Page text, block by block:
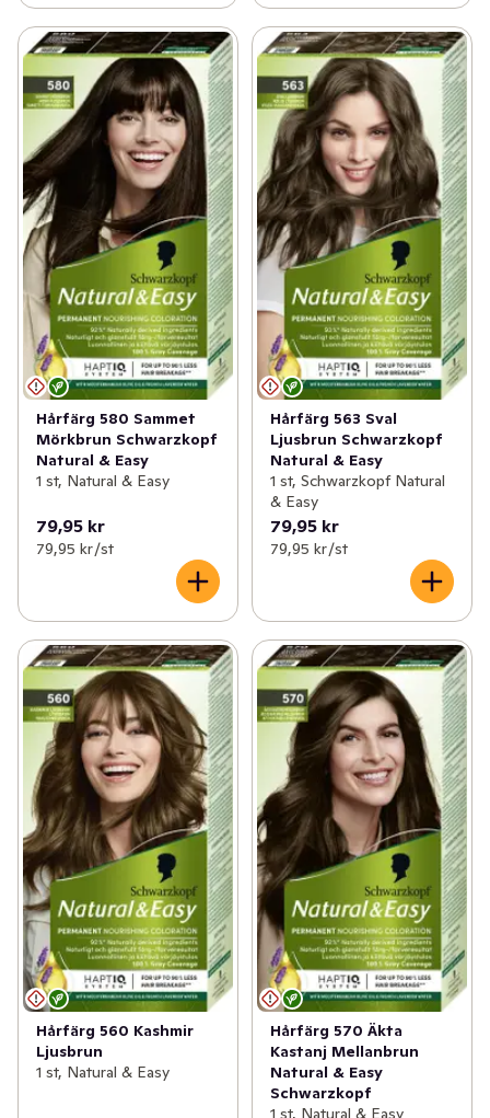
Hårfärg 580 Sammet
Mörkbrun Schwarzkopf
Natural & Easy
1 st, Natural & Easy
79,95 kr
79,95 kr /st
Hårfärg 563 Sval
Ljusbrun Schwarzkopf
Natural & Easy
1 st, Schwarzkopf Natural
& Easy
79,95 kr
79,95 kr /st
Hårfärg 560 Kashmir
Ljusbrun
1 st, Natural & Easy
Hårfärg 570 Äkta
Kastanj Mellanbrun
Natural & Easy
Schwarzkopf
1 st, Natural & Easy